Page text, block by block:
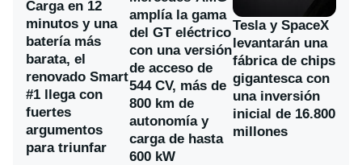
Carga en 12
minutos y una
batería más
barata, el
renovado Smart
#1 llega con
fuertes
argumentos
para triunfar
amplía la gama
del GT eléctrico
con una versión
de acceso de
544 CV, más de
800 km de
autonomía y
carga de hasta
600 kW
Tesla y SpaceX
levantarán una
fábrica de chips
gigantesca con
una inversión
inicial de 16.800
millones